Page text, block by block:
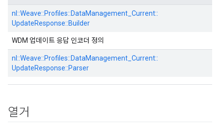
nl::Weave::Profiles::DataManagement_Current::
UpdateResponse::Builder
WDM 업데이트 응답 인코더 정의
nl::Weave::Profiles::DataManagement_Current::
UpdateResponse::Parser
열거